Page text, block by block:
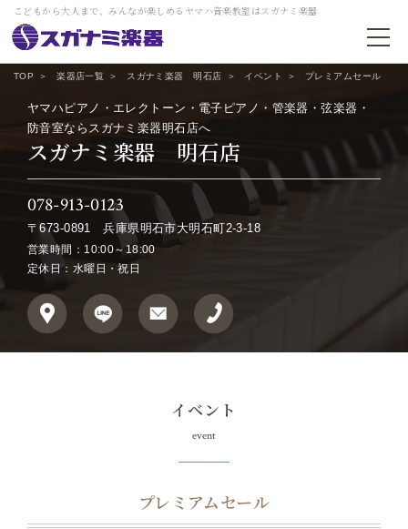
こどもから大人まで、みんなが楽しめるヤマハ音楽教室はスガナミ楽器
TOP 楽器店一覧 スガナミ楽器 明石店 イベント プレミアムセール
ヤマハピアノ・エレクトーン・電子ピアノ・管楽器・弦楽器・
防音室ならスガナミ楽器明石店へ
スガナミ楽器 明石店
078-913-0123
〒673-0891兵庫県明石市大明石町2-3-18
営業時間：10:00～18:00
定休日：水曜日・祝日
イベント
event
プレミアムセール